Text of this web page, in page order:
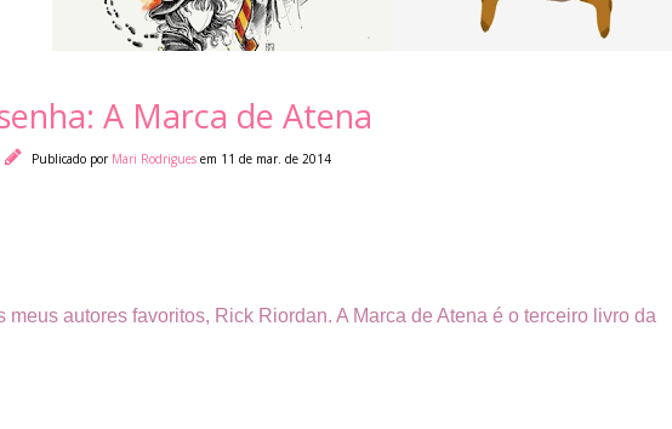
A Marca de Atena
Publicado por Mari Rodriguesem 11 de mar. de 2014
autores favoritos, Rick Riordan. A Marca de Atena é o terceiro livro da